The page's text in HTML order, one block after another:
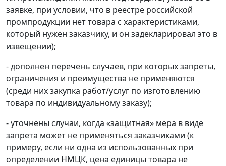
заявке, при условии, что в реестре российской
промпродукции нет товара с характеристиками,
который нужен заказчику, и он задекларировал это в
извещении);
- дополнен перечень случаев, при которых запреты,
ограничения и преимущества не применяются
(среди них закупка работ/услуг по изготовлению
товара по индивидуальному заказу);
- уточнены случаи, когда «защитная» мера в виде
запрета может не применяться заказчиками (к
примеру, если ни одна из использованных при
определении НМЦК, цена единицы товара не